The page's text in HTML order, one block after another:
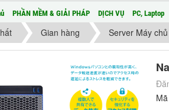
PHẦN MỀM & GIẢI PHÁP DỊCH VỤ PC, Laptop
Gian hàng Server Máy chủ